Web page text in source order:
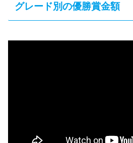
グレード別の優勝賞金額